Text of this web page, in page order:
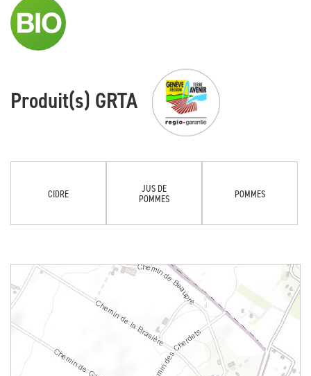
Produit(s) GRTA
CIDRE
JUS DE
POMMES
POMMES